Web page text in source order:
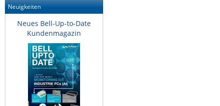
News zu unseren Herstellern
Neuigkeiten
Neues Bell-Up-to-Date
Kundenmagazin